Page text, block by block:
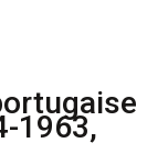
1963,